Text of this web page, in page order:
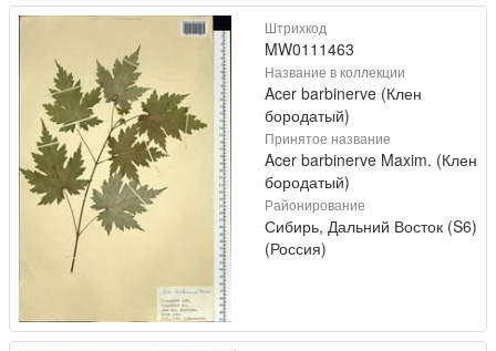
Штрихкод
MW0111463
Название в коллекции
Acer barbinerve (Клен
бородатый)
Принятое название
Acer barbinerve Maxim. (Клен
бородатый)
Районирование
Сибирь, Дальний Восток (S6)
(Россия)